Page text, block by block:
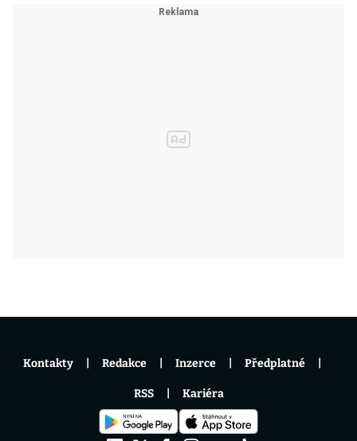
Kontakty Redakce Inzerce Předplatné
RSS Kariéra